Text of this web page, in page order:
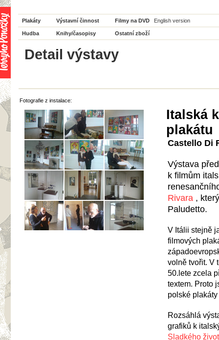
Plakáty Výstavní činnost Filmy na DVD English version
Hudba Knihy/časopisy Ostatní zboží
Detail výstavy
Fotografie z instalace:
Italská
plakátu
Castello Di
Výstava
k filmům
Rivara ,
Paludetto.
V Itálii stejně
filmových
volně tvořit. V
50.lete zcela
textem. Proto
polské
Rozsáhlá
grafiků k
Sladkého